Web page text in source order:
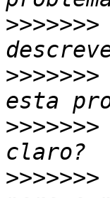
>>>>>>>
>>>>>>>
>>>>>>>
>>>>>>>